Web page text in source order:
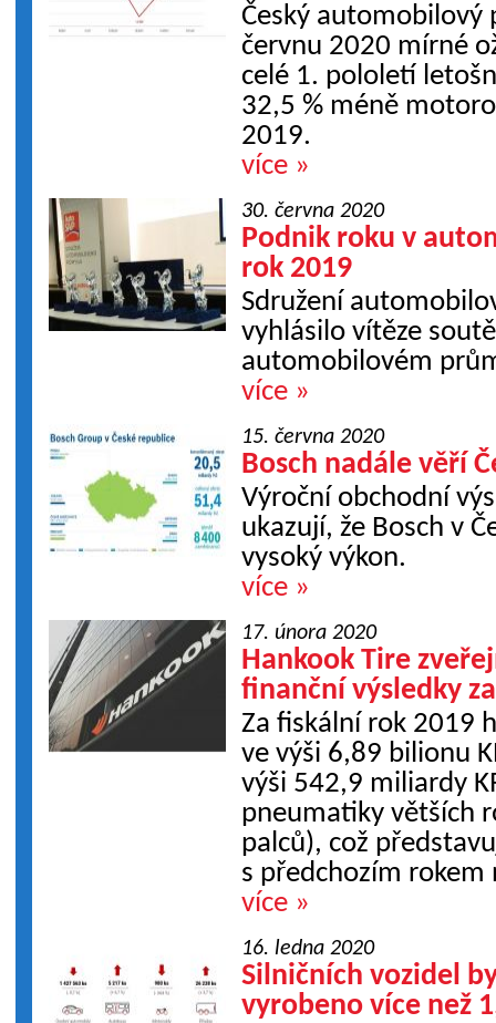
Český automobilový
červnu 2020 mírné
celé 1. pololetí
32,5 % méně
2019.
více »
30. června 2020
Podnik roku v
rok 2019
Sdružení
vyhlásilo vítěze
automobilovém
více »
15. června 2020
Bosch nadále věří
Výroční obchodní
ukazují, že Bosch v
vysoký výkon.
více »
17. února 2020
Hankook Tire
finanční výsledky
Za fiskální rok 2019
ve výši 6,89 bilionu
výši 542,9 miliardy
pneumatiky větších
palců), což
s předchozím rokem
více »
16. ledna 2020
Silničních vozidel
vyrobeno více než